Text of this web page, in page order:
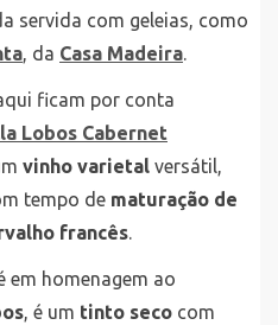
servida com geleias, como
, da Casa Madeira.
ficam por conta
Lobos Cabernet
vinho varietal versátil,
tempo de maturação de
francês.
em homenagem ao
, é um tinto seco com